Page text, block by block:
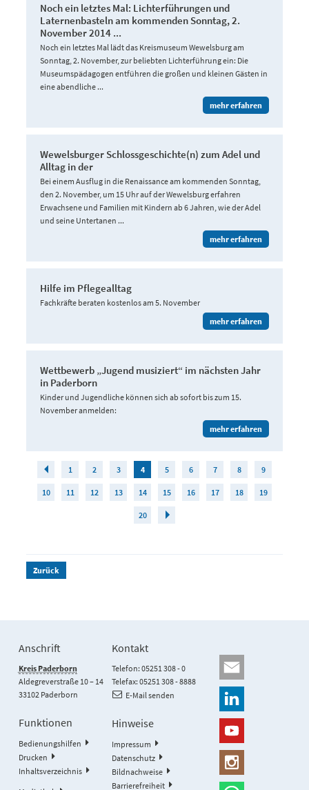
Noch ein letztes Mal: Lichterführungen und
Laternenbasteln am kommenden Sonntag, 2.
November 2014 ...
Noch ein letztes Mal lädt das Kreismuseum Wewelsburg am
Sonntag, 2. November, zur beliebten Lichterführung ein: Die
Museumspädagogen entführen die großen und kleinen Gästen in
eine abendliche ...
mehr erfahren
Wewelsburger Schlossgeschichte(n) zum Adel und
Alltag in der
Bei einem Ausflug in die Renaissance am kommenden Sonntag,
den 2. November, um 15 Uhr auf der Wewelsburg erfahren
Erwachsene und Familien mit Kindern ab 6 Jahren, wie der Adel
und seine Untertanen ...
mehr erfahren
Hilfe im Pflegealltag
Fachkräfte beraten kostenlos am 5. November
mehr erfahren
Wettbewerb „Jugend musiziert“ im nächsten Jahr
in Paderborn
Kinder und Jugendliche können sich ab sofort bis zum 15.
November anmelden:
mehr erfahren
1 2 3 4 5 6 7 8 9
10 11 12 13 14 15 16 17 18 19
20
Zurück
Anschrift
Kreis Paderborn
Aldegreverstraße 10 – 14
33102 Paderborn
Kontakt
Telefon: 05251 308 - 0
Telefax: 05251 308 - 8888
E-Mail senden
Funktionen
Bedienungshilfen
Drucken
Inhaltsverzeichnis
Hinweise
Impressum
Datenschutz
Bildnachweise
Barrierefreiheit